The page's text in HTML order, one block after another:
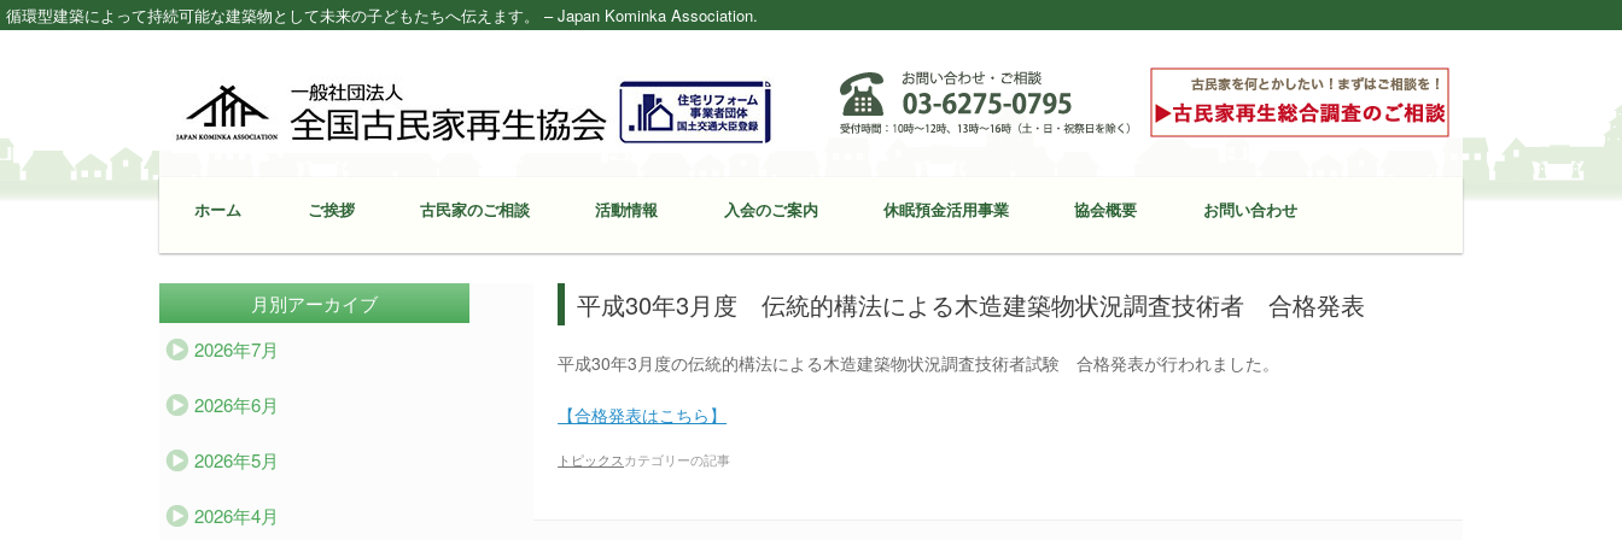
循環型建築によって持続可能な建築物として未来の子どもたちへ伝えます。 – Japan Kominka Association.
ホーム ご挨拶 古民家のご相談 活動情報 入会のご案内 休眠預金活用事業 協会概要 お問い合わせ
平成30年3月度 伝統的構法による木造建築物状況調査技術者 合格発表
平成30年3月度の伝統的構法による木造建築物状況調査技術者試験 合格発表が行われました。
【合格発表はこちら】
トピックスカテゴリーの記事
月別アーカイブ
2026年7月
2026年6月
2026年5月
2026年4月